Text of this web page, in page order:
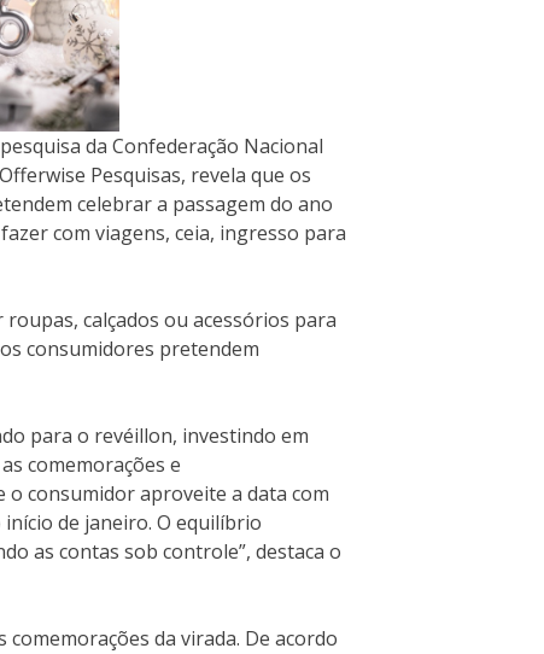
da Confederação Nacional
Pesquisas, revela que os
celebrar a passagem do ano
com viagens, ceia, ingresso para
calçados ou acessórios para
consumidores pretendem
para o revéillon, investindo em
comemorações e
consumidor aproveite a data com
de janeiro. O equilíbrio
as contas sob controle”, destaca o
da virada. De acordo